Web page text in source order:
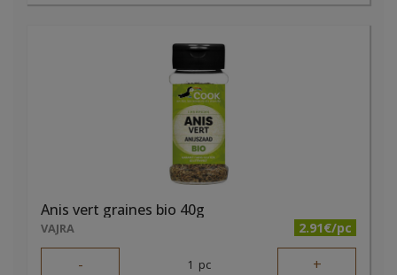
Anis vert graines bio 40g
VAJRA 2.91€/pc
- 1 pc +